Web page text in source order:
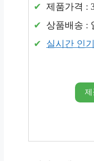
제품가격 :
상품배송 :
실시간 인
제